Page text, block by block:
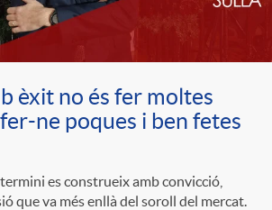
èxit no és fer moltes
ne poques i ben fetes
es construeix amb convicció,
que va més enllà del soroll del mercat.